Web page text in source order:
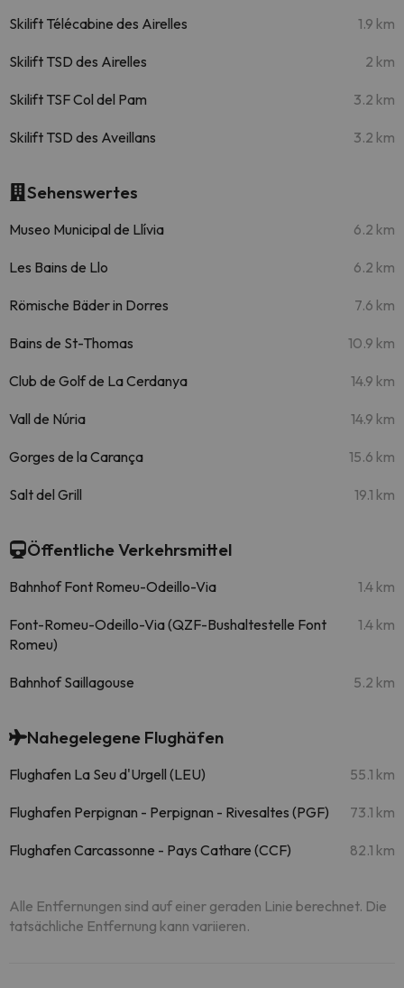
Skilift Télécabine des Airelles 1.9 km
Skilift TSD des Airelles 2 km
Skilift TSF Col del Pam 3.2 km
Skilift TSD des Aveillans 3.2 km
Sehenswertes
Museo Municipal de Llívia 6.2 km
Les Bains de Llo 6.2 km
Römische Bäder in Dorres 7.6 km
Bains de St-Thomas 10.9 km
Club de Golf de La Cerdanya 14.9 km
Vall de Núria 14.9 km
Gorges de la Carança 15.6 km
Salt del Grill 19.1 km
Öffentliche Verkehrsmittel
Bahnhof Font Romeu-Odeillo-Via 1.4 km
Font-Romeu-Odeillo-Via (QZF-Bushaltestelle Font
Romeu)
1.4 km
Bahnhof Saillagouse 5.2 km
Nahegelegene Flughäfen
Flughafen La Seu d'Urgell (LEU) 55.1 km
Flughafen Perpignan - Perpignan - Rivesaltes (PGF) 73.1 km
Flughafen Carcassonne - Pays Cathare (CCF) 82.1 km
Alle Entfernungen sind auf einer geraden Linie berechnet. Die
tatsächliche Entfernung kann variieren.